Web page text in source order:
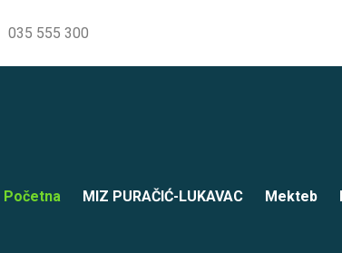
035 555 300
Početna MIZ PURAČIĆ-LUKAVAC Mekteb